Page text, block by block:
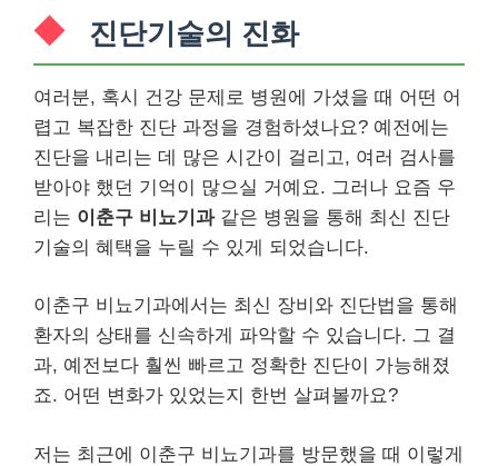
진단기술의 진화
여러분, 혹시 건강 문제로 병원에 가셨을 때 어떤 어
렵고 복잡한 진단 과정을 경험하셨나요? 예전에는
진단을 내리는 데 많은 시간이 걸리고, 여러 검사를
받아야 했던 기억이 많으실 거예요. 그러나 요즘 우
리는 이춘구 비뇨기과같은 병원을 통해 최신 진단
기술의 혜택을 누릴 수 있게 되었습니다.
이춘구 비뇨기과에서는 최신 장비와 진단법을 통해
환자의 상태를 신속하게 파악할 수 있습니다. 그 결
과, 예전보다 훨씬 빠르고 정확한 진단이 가능해졌
죠. 어떤 변화가 있었는지 한번 살펴볼까요?
저는 최근에 이춘구 비뇨기과를 방문했을 때 이렇게